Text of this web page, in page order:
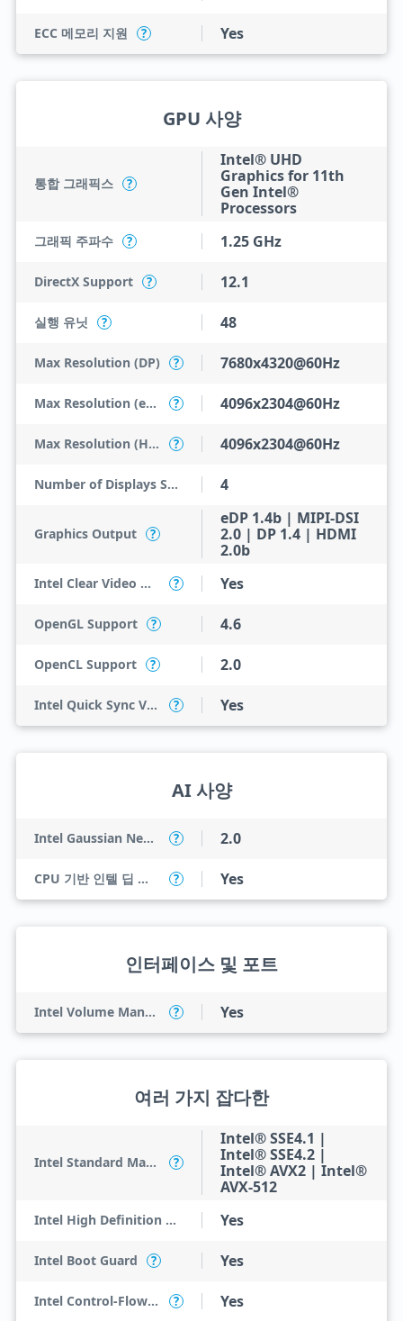
ECC 메모리 지원 ? Yes
GPU 사양
통합 그래픽스 ?
Intel® UHD
Graphics for 11th
Gen Intel®
Processors
그래픽 주파수 ? 1.25 GHz
DirectX Support ? 12.1
실행 유닛 ? 48
Max Resolution (DP) ? 7680x4320@60Hz
Max Resolution (eDP - Integrated Flat Panel) ? 4096x2304@60Hz
Max Resolution (HDMI) ? 4096x2304@60Hz
Number of Displays Supported 4
Graphics Output ?
eDP 1.4b | MIPI-DSI
2.0 | DP 1.4 | HDMI
2.0b
Intel Clear Video HD Technology ? Yes
OpenGL Support ? 4.6
OpenCL Support ? 2.0
Intel Quick Sync Video ? Yes
AI 사양
Intel Gaussian Neural Accelerator ? 2.0
CPU 기반 인텔 딥 러닝 부스트(인텔 DL 부스트) ? Yes
인터페이스 및 포트
Intel Volume Management Device (VMD) ? Yes
여러 가지 잡다한
Intel Standard Manageability (ISM) ?
Intel® SSE4.1 |
Intel® SSE4.2 |
Intel® AVX2 | Intel®
AVX-512
Intel High Definition Audio Yes
Intel Boot Guard ? Yes
Intel Control-Flow Enforcement Technology ? Yes